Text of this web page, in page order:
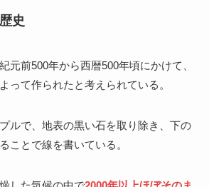
史
元前500年から西暦500年頃にかけて、
って作られたと考えられている。
ルで、地表の黒い石を取り除き、下の
ことで線を書いている。